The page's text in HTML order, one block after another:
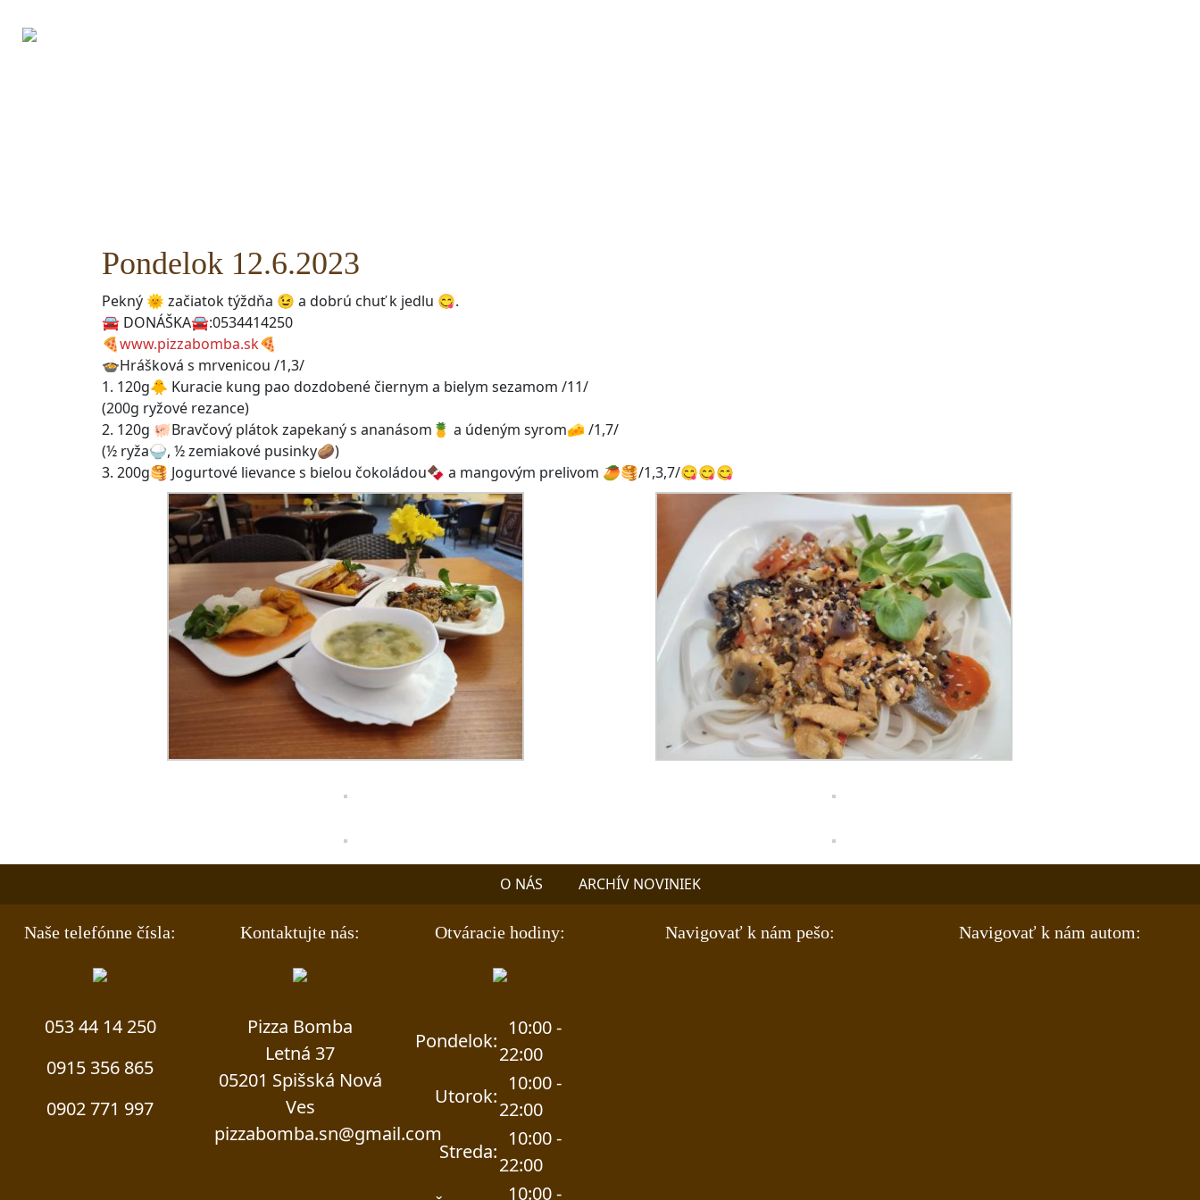
Pondelok 12.6.2023
Pekný 🌞 začiatok týždňa 😉 a dobrú chuť k jedlu 😋.
🚘 DONÁŠKA🚘:0534414250
🍕www.pizzabomba.sk🍕
🍲Hrášková s mrvenicou /1,3/
1. 120g🐥 Kuracie kung pao dozdobené čiernym a bielym sezamom /11/
(200g ryžové rezance)
2. 120g 🐖Bravčový plátok zapekaný s ananásom🍍 a údeným syrom🧀 /1,7/
(½ ryža🍚, ½ zemiakové pusinky🥔)
3. 200g🥞 Jogurtové lievance s bielou čokoládou🍫 a mangovým prelivom 🥭🥞/1,3,7/😋😋😋
O NÁS ARCHÍV NOVINIEK
Naše telefónne čísla:
053 44 14 250
0915 356 865
0902 771 997
Kontaktujte nás:
Pizza Bomba
Letná 37
05201 Spišská Nová
Ves
pizzabomba.sn@gmail.com
Otváracie hodiny:
Pondelok:
10:00 -
22:00
Utorok:
10:00 -
22:00
Streda:
10:00 -
22:00
10:00 -
Navigovať k nám pešo: Navigovať k nám autom: